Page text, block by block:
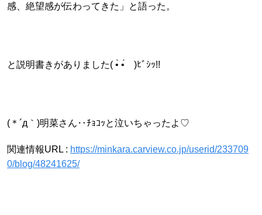
感、絶望感が伝わってきた」と語った。
と説明書きがありました( •̀ •́ゞ)ﾋﾞｼｯ!!
(＊´д｀)明菜さん‥ﾁｮｺｯと泣いちゃったよ♡
関連情報URL : https://minkara.carview.co.jp/userid/233709
0/blog/48241625/